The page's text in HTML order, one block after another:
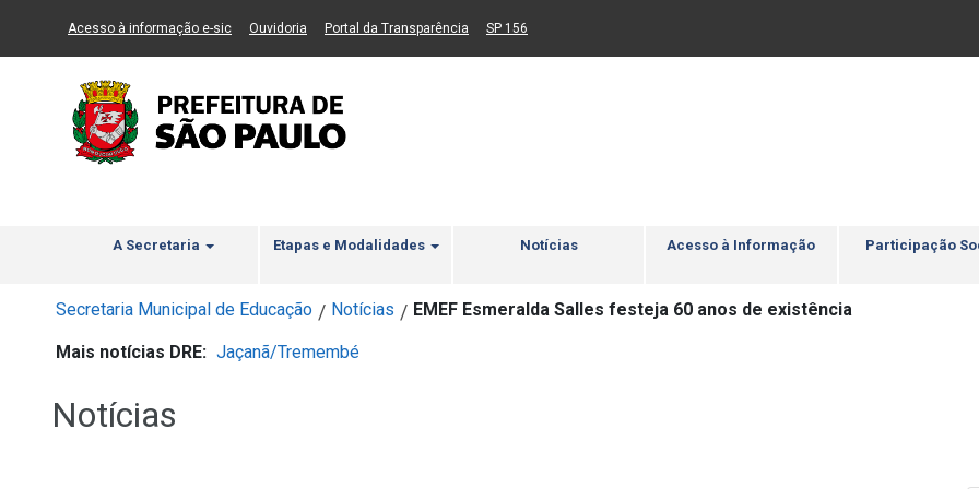
Ir ao Conteúdo Ir para menu principal 2 Ir para busca Ir para rodapé
Acesso à informação e-sic(Link para um novo sítio)
Ouvidoria (Link para um novo sítio)
Portal da Transparência (Link para um novo sítio)
SP 156
A Secretaria Etapas e Modalidades Notícias Acesso à Informação Participação
Secretaria Municipal de Educação / Notícias / EMEF Esmeralda Salles festeja 60 anos de existência
Mais notícias DRE: Jaçanã/Tremembé
Notícias